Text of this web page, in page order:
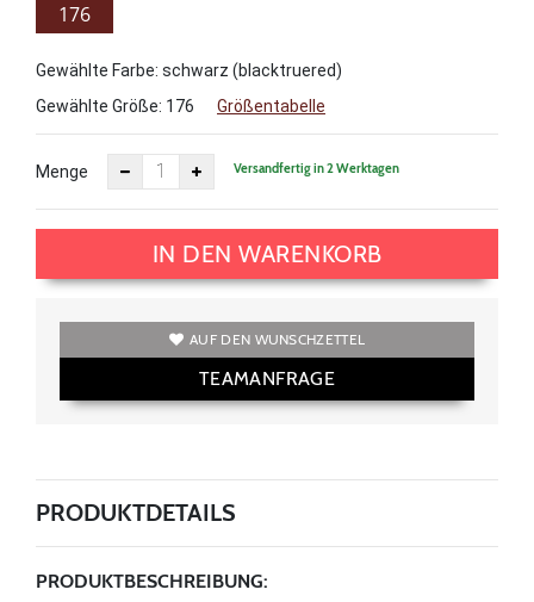
176
Gewählte Farbe: schwarz (blacktruered)
Gewählte Größe: 176 Größentabelle
Menge Versandfertig in 2 Werktagen
IN DEN WARENKORB
AUF DEN WUNSCHZETTEL
TEAMANFRAGE
PRODUKTDETAILS
PRODUKTBESCHREIBUNG: